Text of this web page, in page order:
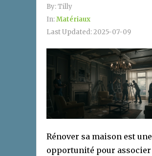
By:Tilly
In:Matériaux
Last Updated:2025-07-09
Rénover sa maison est une
opportunité pour associer